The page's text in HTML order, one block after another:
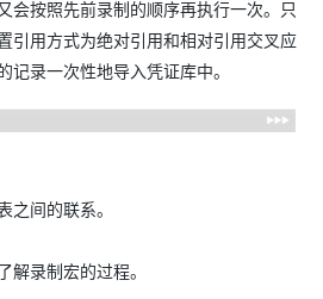
会按照先前录制的顺序再执行一次。只
引用方式为绝对引用和相对引用交叉应
记录一次性地导入凭证库中。
之间的联系。
解录制宏的过程。